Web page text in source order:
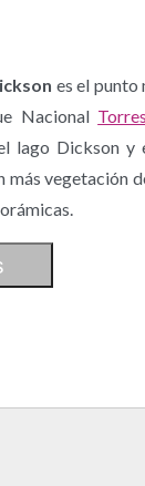
es el punto
Nacional
lago Dickson y
más vegetación